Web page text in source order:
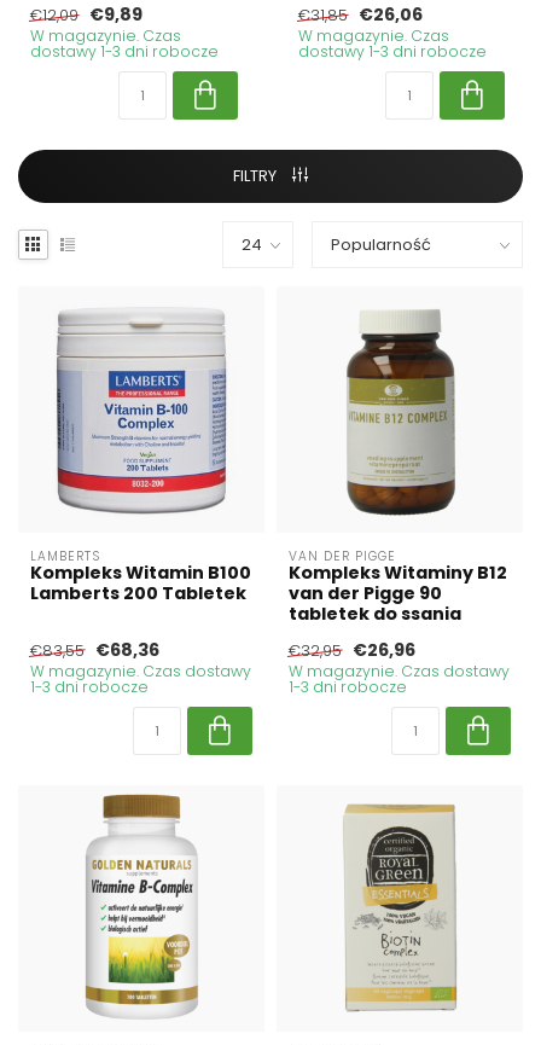
€12,09 €9,89
W magazynie. Czas
dostawy 1-3 dni robocze
€31,85 €26,06
W magazynie. Czas
dostawy 1-3 dni robocze
FILTRY
LAMBERTS
Kompleks Witamin B100
Lamberts 200 Tabletek
€83,55 €68,36
W magazynie. Czas dostawy
1-3 dni robocze
VAN DER PIGGE
Kompleks Witaminy B12
van der Pigge 90
tabletek do ssania
€32,95 €26,96
W magazynie. Czas dostawy
1-3 dni robocze